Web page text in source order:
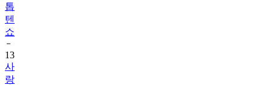
톱
텐
쇼
13
사
랑